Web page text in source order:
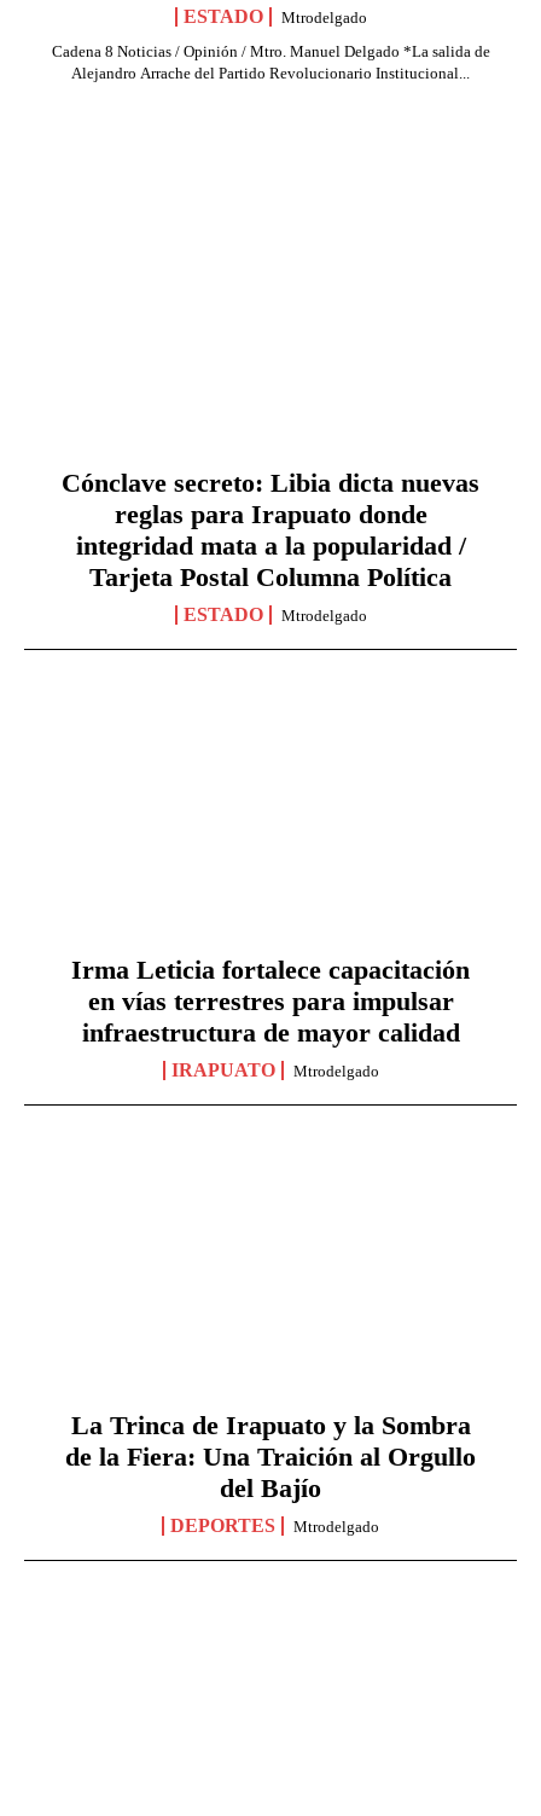
ESTADO
Mtrodelgado
Cadena 8 Noticias / Opinión / Mtro. Manuel Delgado *La salida de
Alejandro Arrache del Partido Revolucionario Institucional...
Cónclave secreto: Libia dicta nuevas
reglas para Irapuato donde
integridad mata a la popularidad /
Tarjeta Postal Columna Política
ESTADO Mtrodelgado
Irma Leticia fortalece capacitación
en vías terrestres para impulsar
infraestructura de mayor calidad
IRAPUATO Mtrodelgado
​La Trinca de Irapuato y la Sombra
de la Fiera: Una Traición al Orgullo
del Bajío
DEPORTES Mtrodelgado